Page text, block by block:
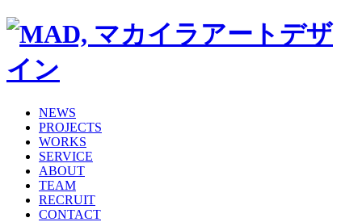
NEWS
PROJECTS
WORKS
SERVICE
ABOUT
TEAM
RECRUIT
CONTACT